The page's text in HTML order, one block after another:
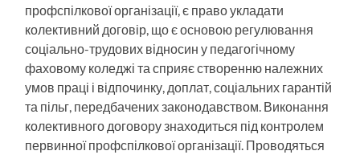
профспілкової організації, є право укладати
колективний договір, що є основою регулювання
соціально-трудових відносин у педагогічному
фаховому коледжі та сприяє створенню належних
умов праці і відпочинку, доплат, соціальних гарантій
та пільг, передбачених законодавством. Виконання
колективного договору знаходиться під контролем
первинної профспілкової організації. Проводяться